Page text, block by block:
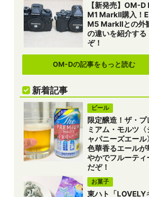
【新発売】OM-D
M1 MarkII購入！
M5 MarkIIとの外
の違いを紹介する
ぞ！
OM-Dの記事をもっと読む
新着記事
ビール
限定醸造！ザ・プ
ミアム・モルツ〈
ャパニーズエール〉
色華香るエールが
やかでフルーティ
だぞ！
お菓子
東ハト「LOVELY